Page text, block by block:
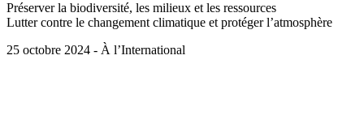
Préserver la biodiversité, les milieux et les ressources
Lutter contre le changement climatique et protéger l’atmosphère
25 octobre 2024 - À l’International